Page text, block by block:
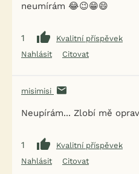
neumírám 😂😉😁😄
1
Kvalitní příspěvek
Nahlásit
Citovat
misimisi
Neupírám... Zlobí mě
1
Kvalitní příspěvek
Nahlásit
Citovat